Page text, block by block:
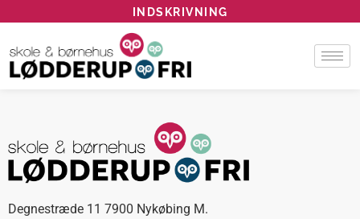
INDSKRIVNING
Degnestræde 11 7900 Nykøbing M.